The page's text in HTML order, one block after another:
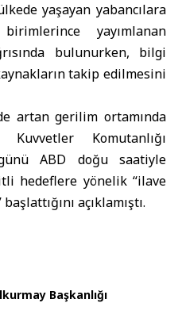
yaşayan yabancılara
yayımlanan
bulunurken, bilgi
takip edilmesini
artan gerilim ortamında
Komutanlığı
ABD doğu saatiyle
hedeflere yönelik “ilave
açıklamıştı.
Başkanlığı